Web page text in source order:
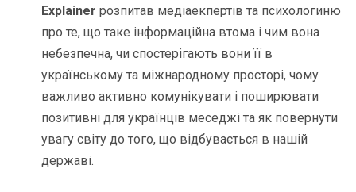
Explainerрозпитав медіаекпертів та психологиню
про те, що таке інформаційна втома і чим вона
небезпечна, чи спостерігають вони її в
українському та міжнародному просторі, чому
важливо активно комунікувати і поширювати
позитивні для українців меседжі та як повернути
увагу світу до того, що відбувається в нашій
державі.